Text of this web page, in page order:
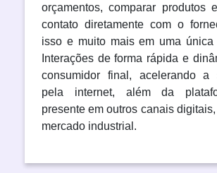
orçamentos, comparar produtos
contato diretamente com o
isso e muito mais em uma única
Interações de forma rápida e
consumidor final, acelerando a
pela internet, além da
presente em outros canais
mercado industrial.